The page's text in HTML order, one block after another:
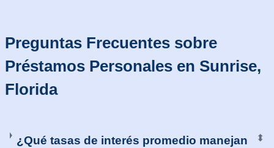
Preguntas Frecuentes sobre
Préstamos Personales en Sunrise,
Florida
¿Qué tasas de interés promedio manejan
⬍